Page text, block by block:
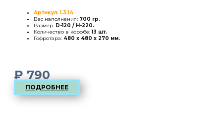
Артикул: 1.3.14
Вес наполнения: 700 гр.
Размер: D-120 / H-220.
Количество в коробе:13 шт.
Гофротара: 480 х 480 х 270 мм.
₽790
ПОДРОБНЕЕ